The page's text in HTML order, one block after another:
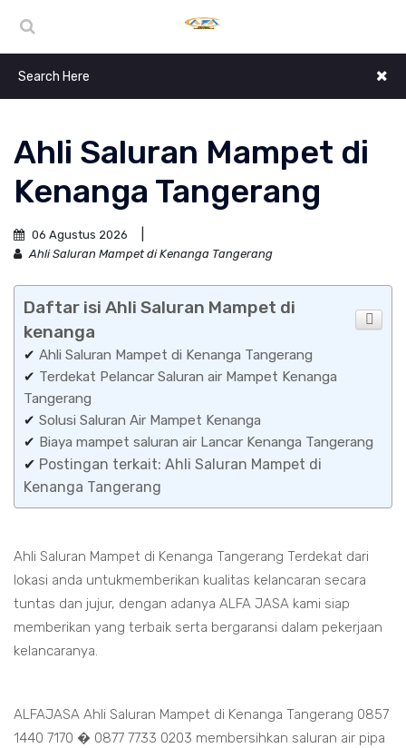
Ahli Saluran Mampet di
Kenanga Tangerang
06 Agustus 2026
Ahli Saluran Mampet di Kenanga Tangerang
Daftar isi Ahli Saluran Mampet di
kenanga
✔ Ahli Saluran Mampet di Kenanga Tangerang
✔ Terdekat Pelancar Saluran air Mampet Kenanga
Tangerang
✔ Solusi Saluran Air Mampet Kenanga
✔ Biaya mampet saluran air Lancar Kenanga Tangerang
✔ Postingan terkait: Ahli Saluran Mampet di
Kenanga Tangerang
Ahli Saluran Mampet di Kenanga Tangerang Terdekat dari
lokasi anda untukmemberikan kualitas kelancaran secara
tuntas dan jujur, dengan adanya ALFA JASA kami siap
memberikan yang terbaik serta bergaransi dalam pekerjaan
kelancaranya.
ALFAJASA Ahli Saluran Mampet di Kenanga Tangerang 0857
1440 7170 � 0877 7733 0203 membersihkan saluran air pipa